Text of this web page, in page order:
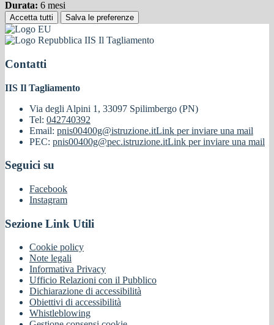
Durata: 6 mesi
Accetta tutti Salva le preferenze
IIS Il Tagliamento
Contatti
IIS Il Tagliamento
Via degli Alpini 1, 33097 Spilimbergo (PN)
Tel: 042740392
Email: pnis00400g@istruzione.itLink per inviare una mail
PEC: pnis00400g@pec.istruzione.itLink per inviare una mail
Seguici su
Facebook
Instagram
Sezione Link Utili
Cookie policy
Note legali
Informativa Privacy
Ufficio Relazioni con il Pubblico
Dichiarazione di accessibilità
Obiettivi di accessibilità
Whistleblowing